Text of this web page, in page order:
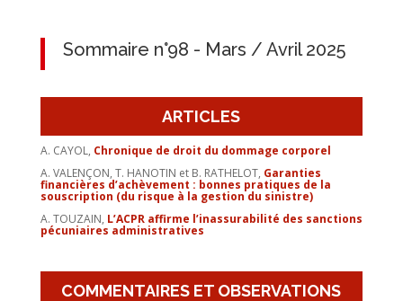
Sommaire n°98 - Mars / Avril 2025
ARTICLES
A. CAYOL, Chronique de droit du dommage corporel
A. VALENÇON, T. HANOTIN et B. RATHELOT, Garanties
financières d’achèvement : bonnes pratiques de la
souscription (du risque à la gestion du sinistre)
A. TOUZAIN, L’ACPR affirme l’inassurabilité des sanctions
pécuniaires administratives
COMMENTAIRES ET OBSERVATIONS